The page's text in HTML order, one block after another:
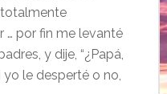
… por fin me levanté
y dije, “¿Papá,
yo le desperté o no,